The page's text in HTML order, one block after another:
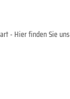
- Hier finden Sie uns